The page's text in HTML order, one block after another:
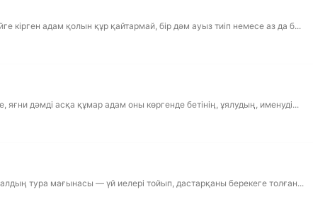
адам қолын құр қайтармай, бір дәм ауыз тиіп немесе аз да б...
дәмді асқа құмар адам оны көргенде бетінің, ұялудың, именуді...
тура мағынасы — үй иелері тойып, дастарқаны берекеге толған...